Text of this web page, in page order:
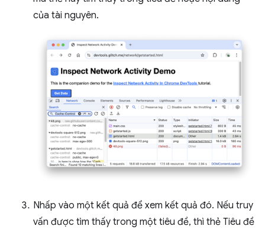
của tài nguyên.
Nhấp vào một kết quả để xem kết quả đó. Nếu truy
vấn được tìm thấy trong một tiêu đề, thì thẻ Tiêu đề